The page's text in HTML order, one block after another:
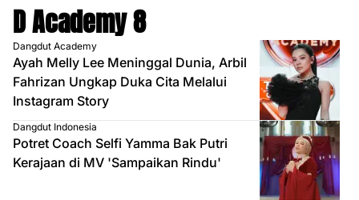
D Academy 8
Dangdut Academy
Ayah Melly Lee Meninggal Dunia, Arbil
Fahrizan Ungkap Duka Cita Melalui
Instagram Story
Dangdut Indonesia
Potret Coach Selfi Yamma Bak Putri
Kerajaan di MV 'Sampaikan Rindu'